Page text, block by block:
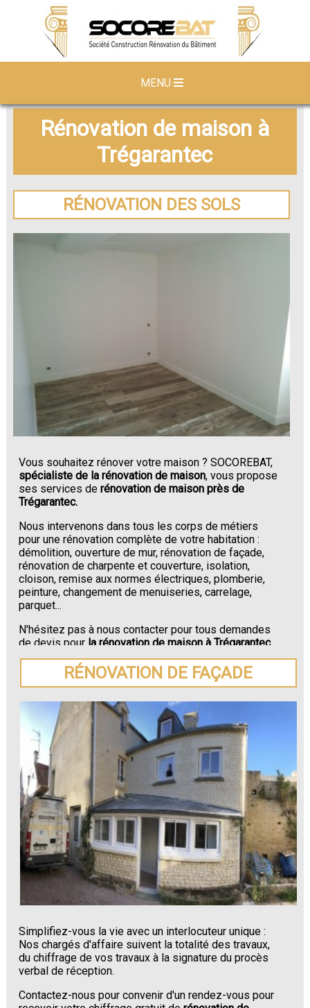
MENU
Rénovation de maison à
Trégarantec
RÉNOVATION DES SOLS
Vous souhaitez rénover votre maison ? SOCOREBAT,
spécialiste de la rénovation de maison, vous propose
ses services derénovation de maison près de
Trégarantec.
Nous intervenons dans tous les corps de métiers
pour une rénovation complète de votre habitation :
démolition, ouverture de mur, rénovation de façade,
rénovation de charpente et couverture, isolation,
cloison, remise aux normes électriques, plomberie,
peinture, changement de menuiseries, carrelage,
parquet...
N'hésitez pas à nous contacter pour tous demandes
de devis pour la rénovation de maison à Trégarantec.
RÉNOVATION DE FAÇADE
Simplifiez-vous la vie avec un interlocuteur unique :
Nos chargés d'affaire suivent la totalité des travaux,
du chiffrage de vos travaux à la signature du procès
verbal de réception.
Contactez-nous pour convenir d'un rendez-vous pour